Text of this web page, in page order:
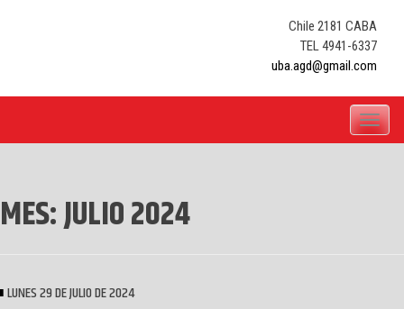
Chile 2181 CABA
TEL 4941-6337
uba.agd@gmail.com
Toggle
MES:JULIO 2024
LUNES 29 DE JULIO DE 2024